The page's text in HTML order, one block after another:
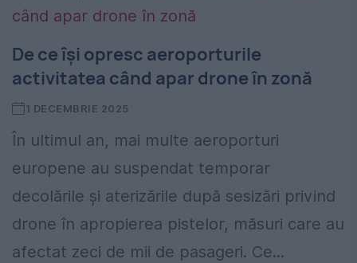
De ce își opresc aeroporturile
activitatea când apar drone în zonă
1 DECEMBRIE 2025
În ultimul an, mai multe aeroporturi
europene au suspendat temporar
decolările și aterizările după sesizări privind
drone în apropierea pistelor, măsuri care au
afectat zeci de mii de pasageri. Ce...